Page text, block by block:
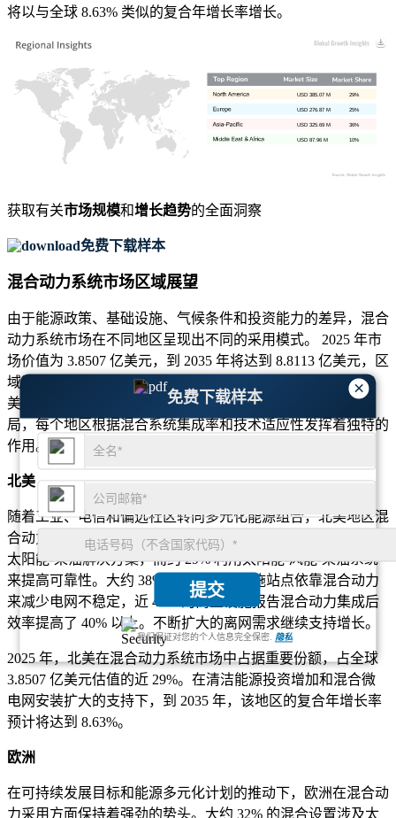
×
免费下载样本
提交
我们保证对您的个人信息完全保密. 隐私
将以与全球 8.63% 类似的复合年增长率增长。
10%
USD 87.96 M
36%
USD 325.69 M
25%
USD 276.87 M
29%
USD 385.07 M
获取有关市场规模和增长趋势的全面洞察
免费下载样本
混合动力系统市场区域展望
由于能源政策、基础设施、气候条件和投资能力的差异，混合
动力系统市场在不同地区呈现出不同的采用模式。 2025 年市
场价值为 3.8507 亿美元，到 2035 年将达到 8.8113 亿美元，区
域贡献凸显了能源多样化和低排放技术领域的强劲需求。北
美、欧洲、亚太地区以及中东和非洲共同构成了全球分销格
局，每个地区根据混合系统集成率和技术适应性发挥着独特的
作用。
北美
随着工业、电信和偏远社区转向多元化能源组合，北美地区混
合动力的采用率很高。该地区近 34% 的混合动力装置集成了
太阳能-柴油解决方案，而约 29% 利用太阳能-风能-柴油系统
来提高可靠性。大约 38% 的远程基础设施站点依靠混合动力
来减少电网不稳定，近 41% 的商业设施报告混合动力集成后
效率提高了 40% 以上。不断扩大的离网需求继续支持增长。
2025 年，北美在混合动力系统市场中占据重要份额，占全球
3.8507 亿美元估值的近 29%。在清洁能源投资增加和混合微
电网安装扩大的支持下，到 2035 年，该地区的复合年增长率
预计将达到 8.63%。
欧洲
在可持续发展目标和能源多元化计划的推动下，欧洲在混合动
力采用方面保持着强劲的势头。大约 32% 的混合设置涉及太